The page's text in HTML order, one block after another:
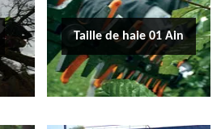
Taille de haie 01 Ain